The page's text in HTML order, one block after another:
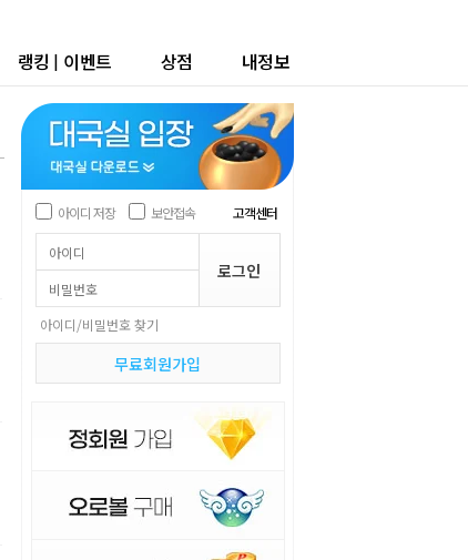
랭킹 | 이벤트 상점 내정보
아이디 저장 보안접속 고객센터
아이디/비밀번호 찾기
무료회원가입